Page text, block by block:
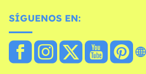
SÍGUENOS EN: